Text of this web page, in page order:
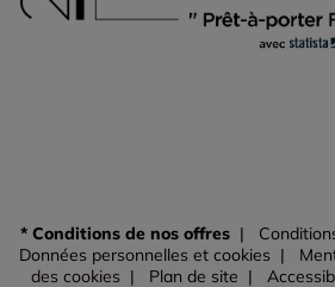
* Conditions de nos offres
Données personnelles et cookies
des cookies
Plan de site